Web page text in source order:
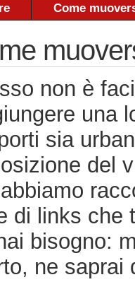
Come
non è
una
sia
del
di links che
bisogno:
ne saprai